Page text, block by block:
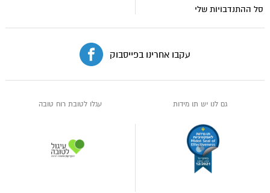
סל ההתנדבויות שלי
גם לנו יש תו מידות עגלו לטובת רוח טובה
עקבו אחרינו בפייסבוק